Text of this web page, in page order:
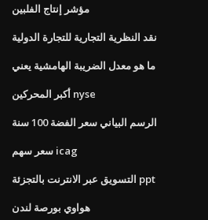
مؤشر إنتاج الفلبين
نقد النظرية التجارية للتجارة الدولية
ما هو معدل الضريبة الهامشية يعني
أكبر المحركين nyse
الرسم البياني سعر الفضة 100 سنة
سعر سهم icag
التسويق عبر الانترنت بالتجزئة ppt
هواوي بورصة لندن